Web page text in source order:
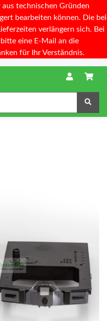
technischen Gründen
bearbeiten können. Die bei
verlängern sich. Bei
eine E-Mail an die
für Ihr Verständnis.